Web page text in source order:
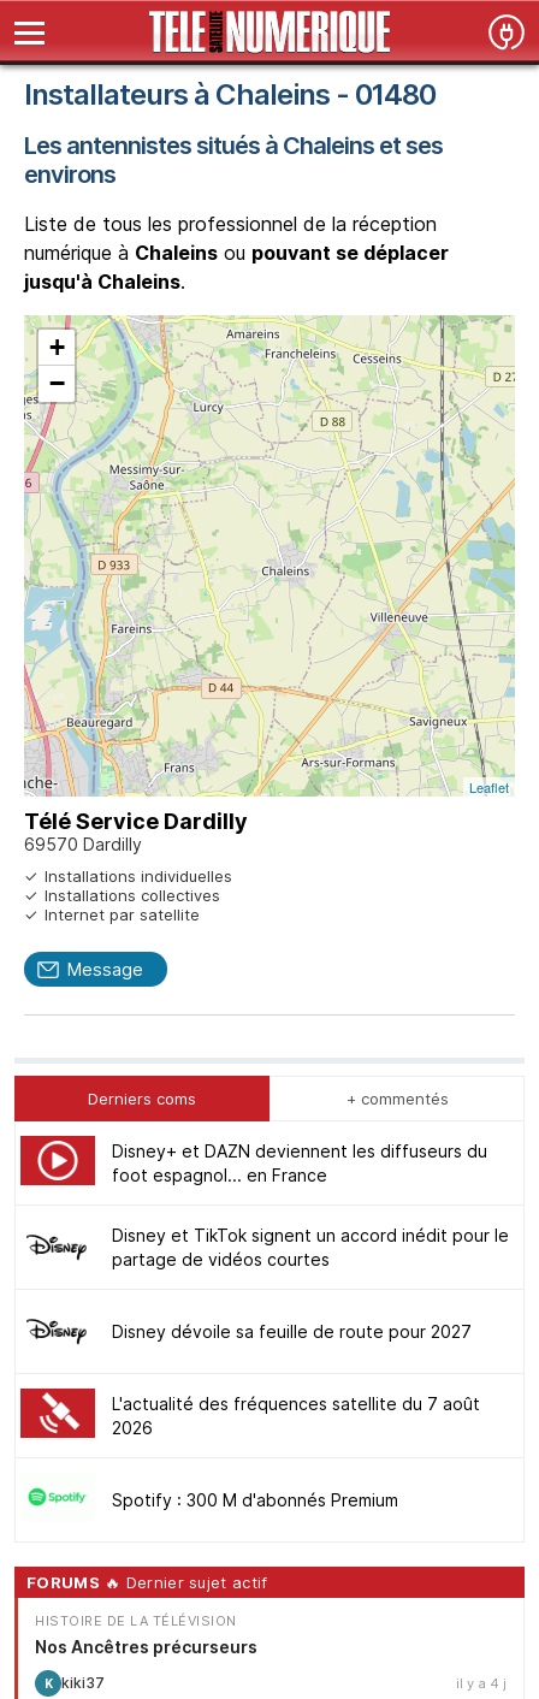
Installateurs à Chaleins - 01480
Les antennistes situés à Chaleins et ses
environs
Liste de tous les professionnel de la réception
numérique à Chaleins ou pouvant se déplacer
jusqu'à Chaleins.
+
−
Leaflet
Télé Service Dardilly
69570 Dardilly
Installations individuelles
Installations collectives
Internet par satellite
Message
Derniers coms + commentés
Disney+ et DAZN deviennent les diffuseurs du
foot espagnol... en France
Disney et TikTok signent un accord inédit pour le
partage de vidéos courtes
Disney dévoile sa feuille de route pour 2027
L'actualité des fréquences satellite du 7 août
2026
Spotify : 300 M d'abonnés Premium
FORUMS 🔥 Dernier sujet actif
HISTOIRE DE LA TÉLÉVISION
Nos Ancêtres précurseurs
K kiki37 il y a 4 j